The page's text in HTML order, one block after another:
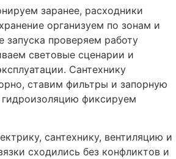
заранее, расходники
организуем по зонам и
запуска проверяем работу
световые сценарии и
Сантехнику
ставим фильтры и запорную
фиксируем
сантехнику, вентиляцию и
сходились без конфликтов и